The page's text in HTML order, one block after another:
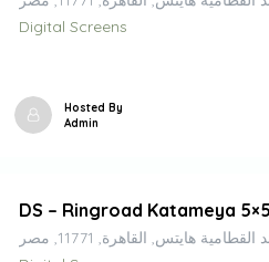
Digital Screens
Hosted By
Admin
DS – Ringroad Katameya
هايتس, القاهرة, 11771, مصر